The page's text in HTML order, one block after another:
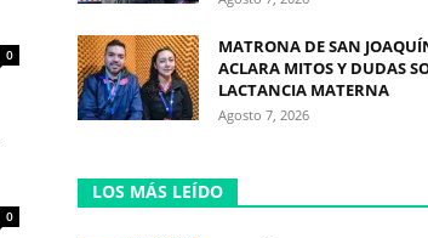
0
0
MATRONA DE SAN
ACLARA MITOS Y DUDAS
LACTANCIA MATERNA
Agosto 7, 2026
LOS MÁS LEÍDO